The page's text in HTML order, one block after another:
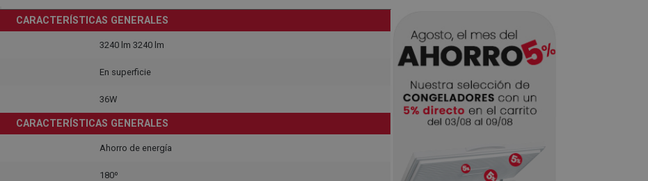
CARACTERÍSTICAS GENERALES
3240 lm 3240 lm
En superficie
36W
CARACTERÍSTICAS GENERALES
Ahorro de energía
180º